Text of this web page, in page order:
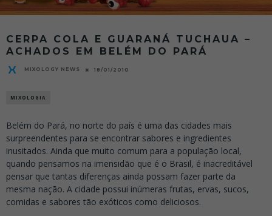
CERPA COLA E GUARANÁ TUCHAUA –
ACHADOS EM BELÉM DO PARÁ
MIXOLOGY NEWS 18/01/2010
MIXOLOGIA
Belém do Pará, no norte do país é uma das cidades mais
surpreendentes para se encontrar sabores e ingredientes
inusitados. Ainda que muito comum para a população local,
quando pensamos na imensidão que é o Brasil, é inacreditável
pensar que tantas diferenças ainda possam fazer parte da
mesma nação. A cidade possui inúmeras frutas, ervas, sucos,
comidas e sabores tão exóticos como deliciosos.